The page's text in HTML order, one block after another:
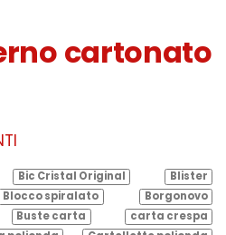
cartonato
Bic Cristal Original
Blister
Blocco spiralato
Borgonovo
Buste carta
carta crespa